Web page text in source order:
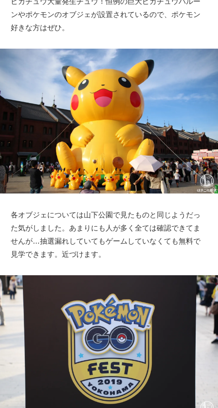
ンやポケモンのオブジェが設置されているので、ポケモン
好きな方はぜひ。
各オブジェについては山下公園で見たものと同じようだっ
た気がしました。あまりにも人が多く全ては確認できてま
せんが…抽選漏れしていてもゲームしていなくても無料で
見学できます。近づけます。